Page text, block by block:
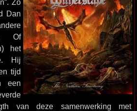
Zo
Dan
Of
het
Hij
tijd
een
van deze samenwerking met